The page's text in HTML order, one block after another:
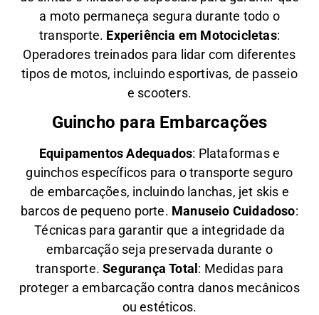
a moto permaneça segura durante todo o
transporte. Experiência em Motocicletas:
Operadores treinados para lidar com diferentes
tipos de motos, incluindo esportivas, de passeio
e scooters.
Guincho para Embarcações
Equipamentos Adequados: Plataformas e
guinchos específicos para o transporte seguro
de embarcações, incluindo lanchas, jet skis e
barcos de pequeno porte. Manuseio Cuidadoso:
Técnicas para garantir que a integridade da
embarcação seja preservada durante o
transporte.Segurança Total : Medidas para
proteger a embarcação contra danos mecânicos
ou estéticos.